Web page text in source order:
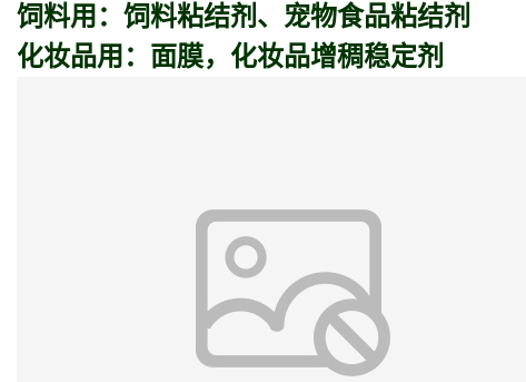
饲料用：饲料粘结剂、宠物食品粘结剂
化妆品用：面膜，化妆品增稠稳定剂